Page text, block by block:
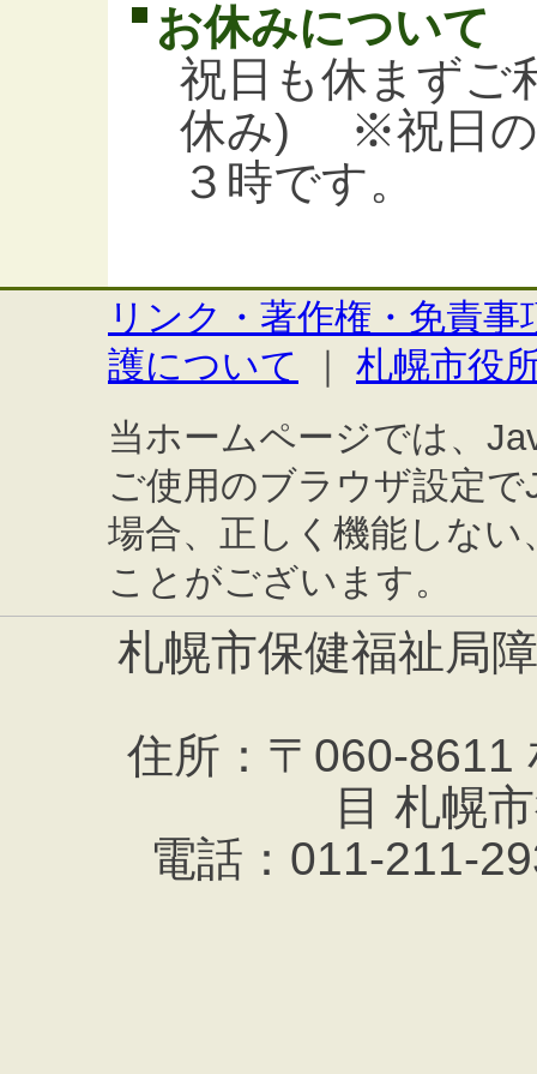
お休みについて
祝日も休まずご
休み) ※祝日の
３時です。
リンク・著作権・免責事
護について
札幌市役
当ホームページでは、
ご使用のブラウザ設定
場合、正しく機能しな
ことがございます。
札幌市保健福祉局
住所：〒060-8611
目 札幌
電話：011-211-